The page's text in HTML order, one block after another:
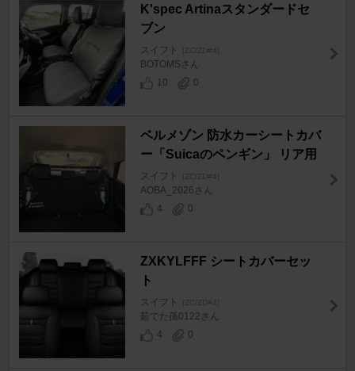
K'spec Artinaスタンダードセ
ブン
スイフト [ZC/ZD#4]
BOTOMSさん
10
0
ベルメゾン 防水カーシートカバ
ー「Suicaのペンギン」 リア用
スイフト [ZC/ZD#4]
AOBA_2026さん
4
0
ZXKYLFFF シートカバーセッ
ト
スイフト [ZC/ZD#4]
茹でた孫0122さん
4
0